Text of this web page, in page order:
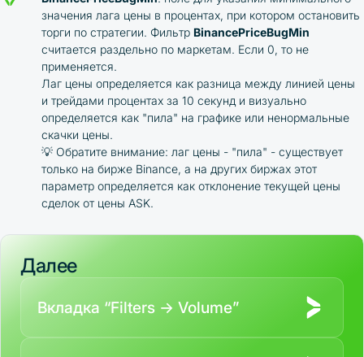
значения лага цены в процентах, при котором остановить
торги по стратегии. Фильтр BinancePriceBugMin
считается раздельно по маркетам. Если 0, то не
применяется.
Лаг цены определяется как разница между линией цены
и трейдами процентах за 10 секунд и визуально
определяется как "пила" на графике или ненормальные
скачки цены.
💡 Обратите внимание: лаг цены - "пила" - существует
только на бирже Binance, а на других биржах этот
параметр определяется как отклонение текущей цены
сделок от цены ASK.
Далее
Вкладка “Filters → Volume”